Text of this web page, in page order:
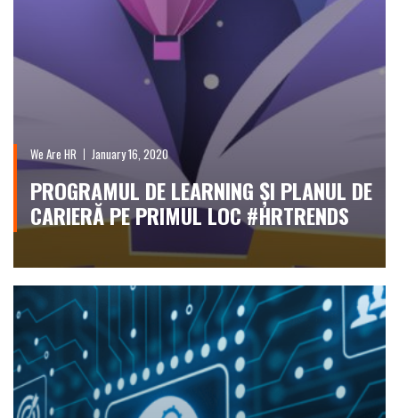
We Are HR January 16, 2020
PROGRAMUL DE LEARNING ȘI PLANUL DE
CARIERĂ PE PRIMUL LOC #HRTRENDS